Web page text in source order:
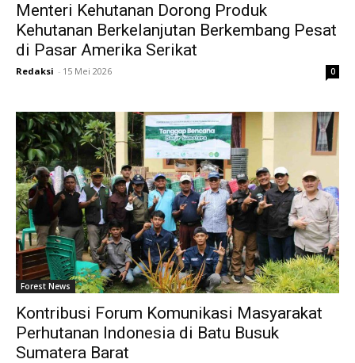
Menteri Kehutanan Dorong Produk
Kehutanan Berkelanjutan Berkembang Pesat
di Pasar Amerika Serikat
Redaksi - 15 Mei 2026 0
Forest News
Kontribusi Forum Komunikasi Masyarakat
Perhutanan Indonesia di Batu Busuk
Sumatera Barat